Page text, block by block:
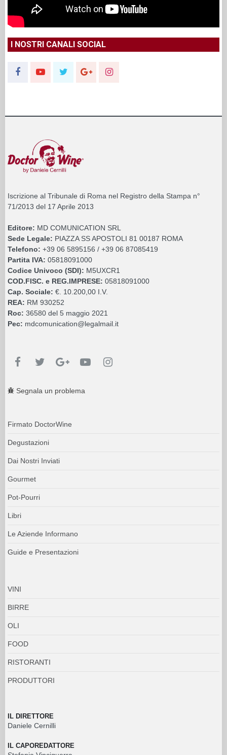
I NOSTRI CANALI SOCIAL
Iscrizione al Tribunale di Roma nel Registro della Stampa n°
71/2013 del 17 Aprile 2013
Editore: MD COMUNICATION SRL
Sede Legale: PIAZZA SS APOSTOLI 81 00187 ROMA
Telefono: +39 06 5895156 / +39 06 87085419
Partita IVA: 05818091000
Codice Univoco (SDI): M5UXCR1
COD.FISC. e REG.IMPRESE: 05818091000
Cap. Sociale: €. 10.200,00 I.V.
REA: RM 930252
Roc: 36580 del 5 maggio 2021
Pec: mdcomunication@legalmail.it
Segnala un problema
Firmato DoctorWine
Degustazioni
Dai Nostri Inviati
Gourmet
Pot-Pourri
Libri
Le Aziende Informano
Guide e Presentazioni
VINI
BIRRE
OLI
FOOD
RISTORANTI
PRODUTTORI
IL DIRETTORE
Daniele Cernilli
IL CAPOREDATTORE